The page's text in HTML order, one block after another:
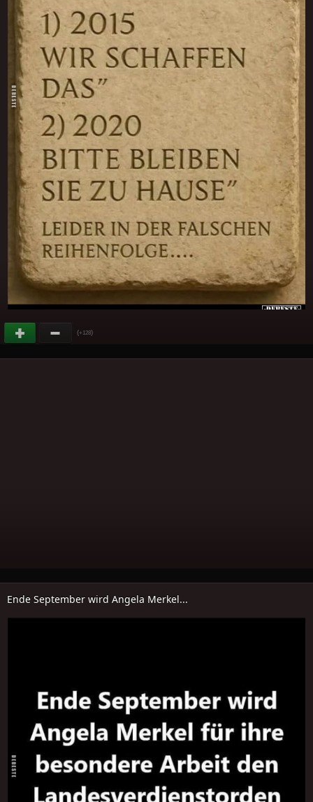
(+128)
Ende September wird Angela Merkel...